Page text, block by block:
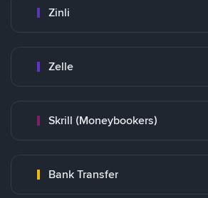
Zinli
Zelle
Skrill (Moneybookers)
Bank Transfer